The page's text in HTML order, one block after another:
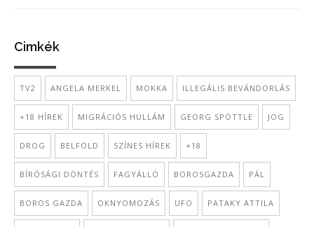
Cimkék
TV2 ANGELA MERKEL MOKKA ILLEGÁLIS BEVÁNDORLÁS
+18 HÍREK MIGRÁCIÓS HULLÁM GEORG SPÖTTLE JOG
DROG BELFÖLD SZÍNES HÍREK +18
BÍRÓSÁGI DÖNTÉS FAGYÁLLÓ BOROSGAZDA PÁL
BOROS GAZDA OKNYOMOZÁS UFO PATAKY ATTILA